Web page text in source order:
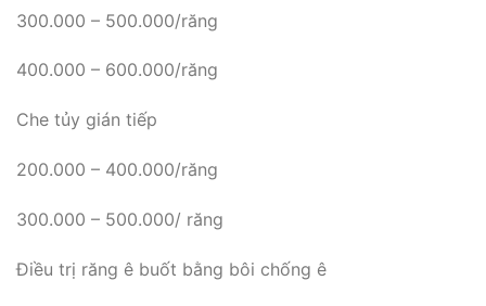
300.000 – 500.000/răng
400.000 – 600.000/răng
Che tủy gián tiếp
200.000 – 400.000/răng
300.000 – 500.000/ răng
Điều trị răng ê buốt bằng bôi chống ê